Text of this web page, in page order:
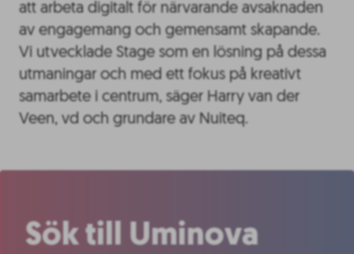
att arbeta digitalt för närvarande avsaknaden
av engagemang och gemensamt skapande.
Vi utvecklade Stage som en lösning på dessa
utmaningar och med ett fokus på kreativt
samarbete i centrum, säger Harry van der
Veen, vd och grundare av Nuiteq.
Sök till Uminova